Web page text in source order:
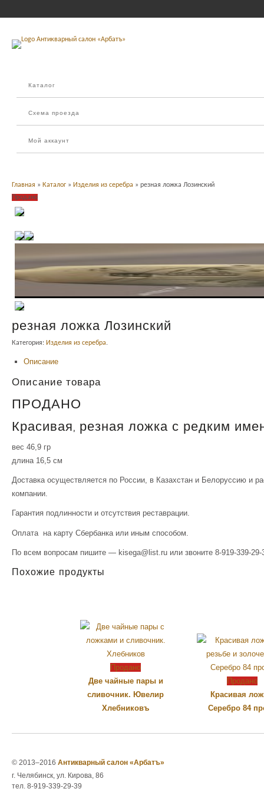
Каталог
Схема проезда
Мой аккаунт
Главная » Каталог » Изделия из серебра » резная ложка Лозинский
Продано
резная ложка Лозинский
Категория: Изделия из серебра.
Описание
Описание товара
ПРОДАНО
Красивая, резная ложка с редким
вес 46,9 гр
длина 16,5 см
Доставка осуществляется по России, в Казахстан и Белоруссию и
компании.
Гарантия подлинности и отсутствия реставрации.
Оплата на карту Сбербанка или иным способом.
По всем вопросам пишите — kisega@list.ru или звоните 8-919-339-29-
Похожие продукты
Продано
Две чайные пары и
сливочник. Ювелир
Хлебниковъ
Продано
Красивая
Серебро 84
© 2013–2016 Антикварный салон «Арбатъ»
г. Челябинск, ул. Кирова, 86
тел. 8-919-339-29-39